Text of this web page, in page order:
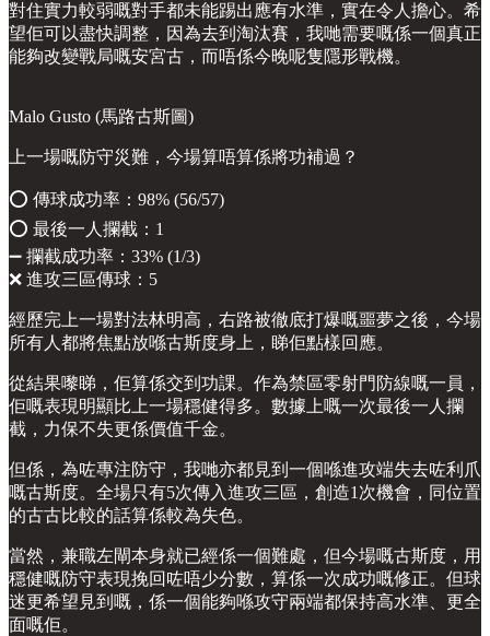
對住實力較弱嘅對手都未能踢出應有水準，實在令人擔心。希
望佢可以盡快調整，因為去到淘汰賽，我哋需要嘅係一個真正
能夠改變戰局嘅安宮古，而唔係今晚呢隻隱形戰機。
Malo Gusto (馬路古斯圖)
上一場嘅防守災難，今場算唔算係將功補過？
⭕️ 傳球成功率：98% (56/57)
⭕️ 最後一人攔截：1
➖ 攔截成功率：33% (1/3)
❌ 進攻三區傳球：5
經歷完上一場對法林明高，右路被徹底打爆嘅噩夢之後，今場
所有人都將焦點放喺古斯度身上，睇佢點樣回應。
從結果嚟睇，佢算係交到功課。作為禁區零射門防線嘅一員，
佢嘅表現明顯比上一場穩健得多。數據上嘅一次最後一人攔
截，力保不失更係價值千金。
但係，為咗專注防守，我哋亦都見到一個喺進攻端失去咗利爪
嘅古斯度。全場只有5次傳入進攻三區，創造1次機會，同位置
的古古比較的話算係較為失色。
當然，兼職左閘本身就已經係一個難處，但今場嘅古斯度，用
穩健嘅防守表現挽回咗唔少分數，算係一次成功嘅修正。但球
迷更希望見到嘅，係一個能夠喺攻守兩端都保持高水準、更全
面嘅佢。